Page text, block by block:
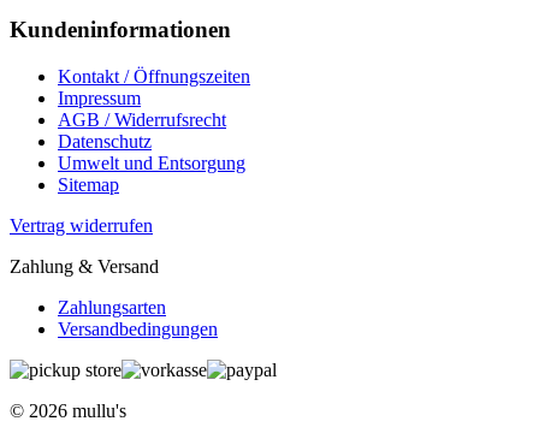
Kundeninformationen
Kontakt / Öffnungszeiten
Impressum
AGB / Widerrufsrecht
Datenschutz
Umwelt und Entsorgung
Sitemap
Vertrag widerrufen
Zahlung & Versand
Zahlungsarten
Versandbedingungen
© 2026 mullu's